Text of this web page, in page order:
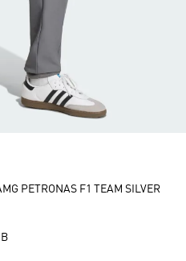
PETRONAS F1 TEAM SILVER